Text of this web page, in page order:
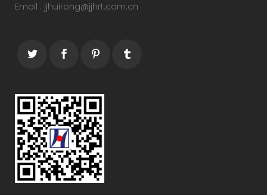
Email : jjhuirong@jjhrt.com.cn